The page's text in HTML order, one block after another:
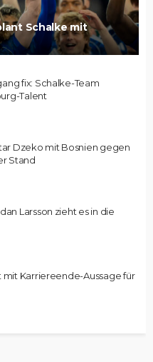
Schalke mit
fix: Schalke-Team
Talent
Dzeko mit Bosnien gegen
Stand
Larsson zieht es in die
mit Karriereende-Aussage für